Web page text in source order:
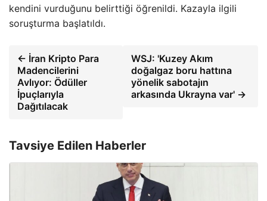
kendini vurduğunu belirttiği öğrenildi. Kazayla ilgili
soruşturma başlatıldı.
← İran Kripto Para
Madencilerini
Avlıyor: Ödüller
İpuçlarıyla
Dağıtılacak
WSJ: 'Kuzey Akım
doğalgaz boru hattına
yönelik sabotajın
arkasında Ukrayna var' →
Tavsiye Edilen Haberler